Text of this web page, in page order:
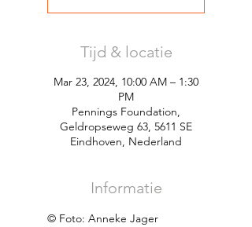
Tijd & locatie
Mar 23, 2024, 10:00 AM – 1:30
PM
Pennings Foundation,
Geldropseweg 63, 5611 SE
Eindhoven, Nederland
Informatie
© Foto: Anneke Jager